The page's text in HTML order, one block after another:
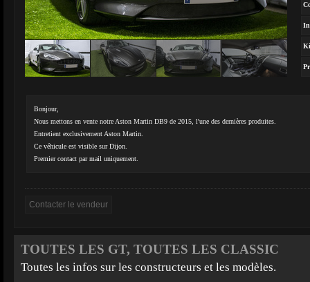
Bonjour,
Nous mettons en vente notre Aston Martin DB9 de 2015, l'une des dernières produites.
Entretient exclusivement Aston Martin.
Ce véhicule est visible sur Dijon.
Premier contact par mail uniquement.
TOUTES LES GT, TOUTES LES CLASSIC
Toutes les infos sur les constructeurs et les modèles.